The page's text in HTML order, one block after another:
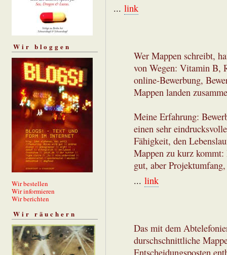
Wir bloggen
Wir bestellen
Wir informieren
Wir berichten
Wir räuchern
... link
Wer Mappen schreibt,
von Wegen: Vitamin B,
online-Bewerbung,
Mappen landen
Meine Erfahrung:
einen sehr
Fähigkeit, den
Mappen zu kurz
gut, aber
... link
Das mit dem
durschschnittliche